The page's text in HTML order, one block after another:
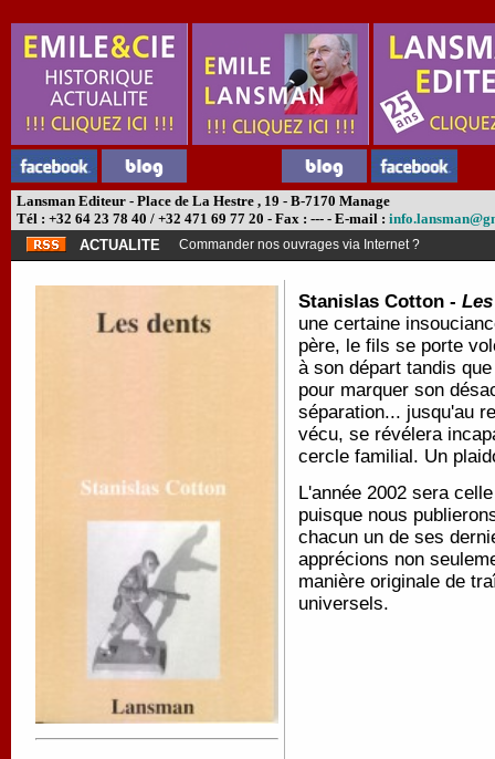
Lansman Editeur - Place de La Hestre , 19 - B-7170 Manage
Tél : +32 64 23 78 40 / +32 471 69 77 20 - Fax : --- - E-mail :
ACTUALITE
Commander nos ouvrages via Internet ?
Stanislas Cotton -
une certaine
père, le fils se porte
à son départ tandis
pour marquer son
séparation... jusqu'au
vécu, se révélera
cercle familial. Un
L'année 2002 sera
puisque nous
chacun un de ses
apprécions non
manière originale de
universels.